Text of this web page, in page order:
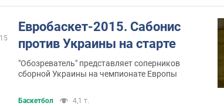
Евробаскет-2015. Сабонис
против Украины на старте
"Обозреватель" представляет соперников
сборной Украины на чемпионате Европы
Баскетбол 4,1 т.